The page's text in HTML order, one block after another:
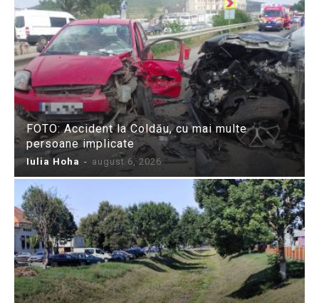
FOTO: Accident la Coldău, cu mai multe
persoane implicate
Iulia Hoha - august 6, 2026